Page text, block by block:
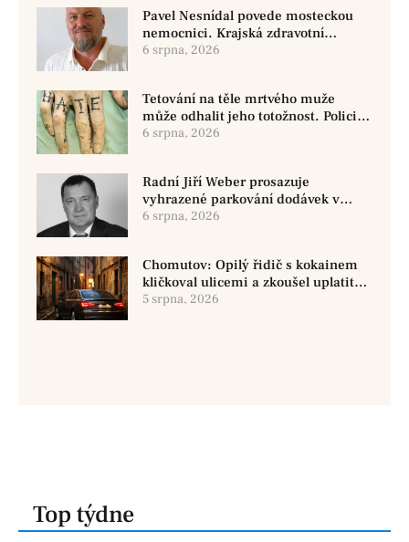
Pavel Nesnídal povede mosteckou
nemocnici. Krajská zdravotní
oznámila změnu ve vedení
6 srpna, 2026
Tetování na těle mrtvého muže
může odhalit jeho totožnost. Policie
žádá o pomoc
6 srpna, 2026
Radní Jiří Weber prosazuje
vyhrazené parkování dodávek v
Chomutově
6 srpna, 2026
Chomutov: Opilý řidič s kokainem
kličkoval ulicemi a zkoušel uplatit
policisty
5 srpna, 2026
Top týdne